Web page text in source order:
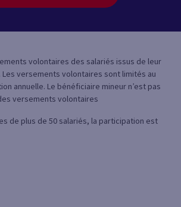
volontaires des salariés issus de leur
versements volontaires sont limités au
annuelle. Le bénéficiaire mineur n’est pas
versements volontaires
de plus de 50 salariés, la participation est